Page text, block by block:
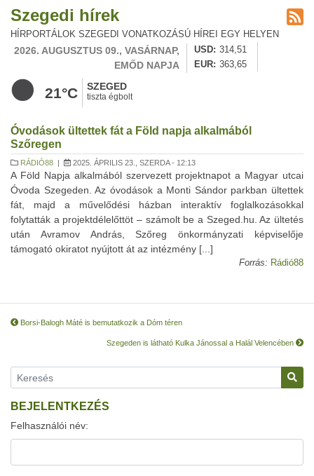
Szegedi hírek
HÍRPORTÁLOK SZEGEDI VONATKOZÁSÚ HÍREI EGY HELYEN
2026. AUGUSZTUS 09., VASÁRNAP,
EMŐD NAPJA
USD
314,51
EUR
363,65
21°C SZEGED
tiszta égbolt
Óvodások ültettek fát a Föld napja alkalmából
Szőregen
RÁDIÓ88 | 2025. ÁPRILIS 23., SZERDA - 12:13
A Föld Napja alkalmából szervezett projektnapot a Magyar utcai
Óvoda Szegeden. Az óvodások a Monti Sándor parkban ültettek
fát, majd a művelődési házban interaktív foglalkozásokkal
folytatták a projektdélelőttöt – számolt be a Szeged.hu. Az ültetés
után Avramov András, Szőreg önkormányzati képviselője
támogató okiratot nyújtott át az intézmény [...]
Forrás: Rádió88
Borsi-Balogh Máté is bemutatkozik a Dóm téren
Szegeden is látható Kulka Jánossal a Halál Velencében
BEJELENTKEZÉS
Felhasználói név: